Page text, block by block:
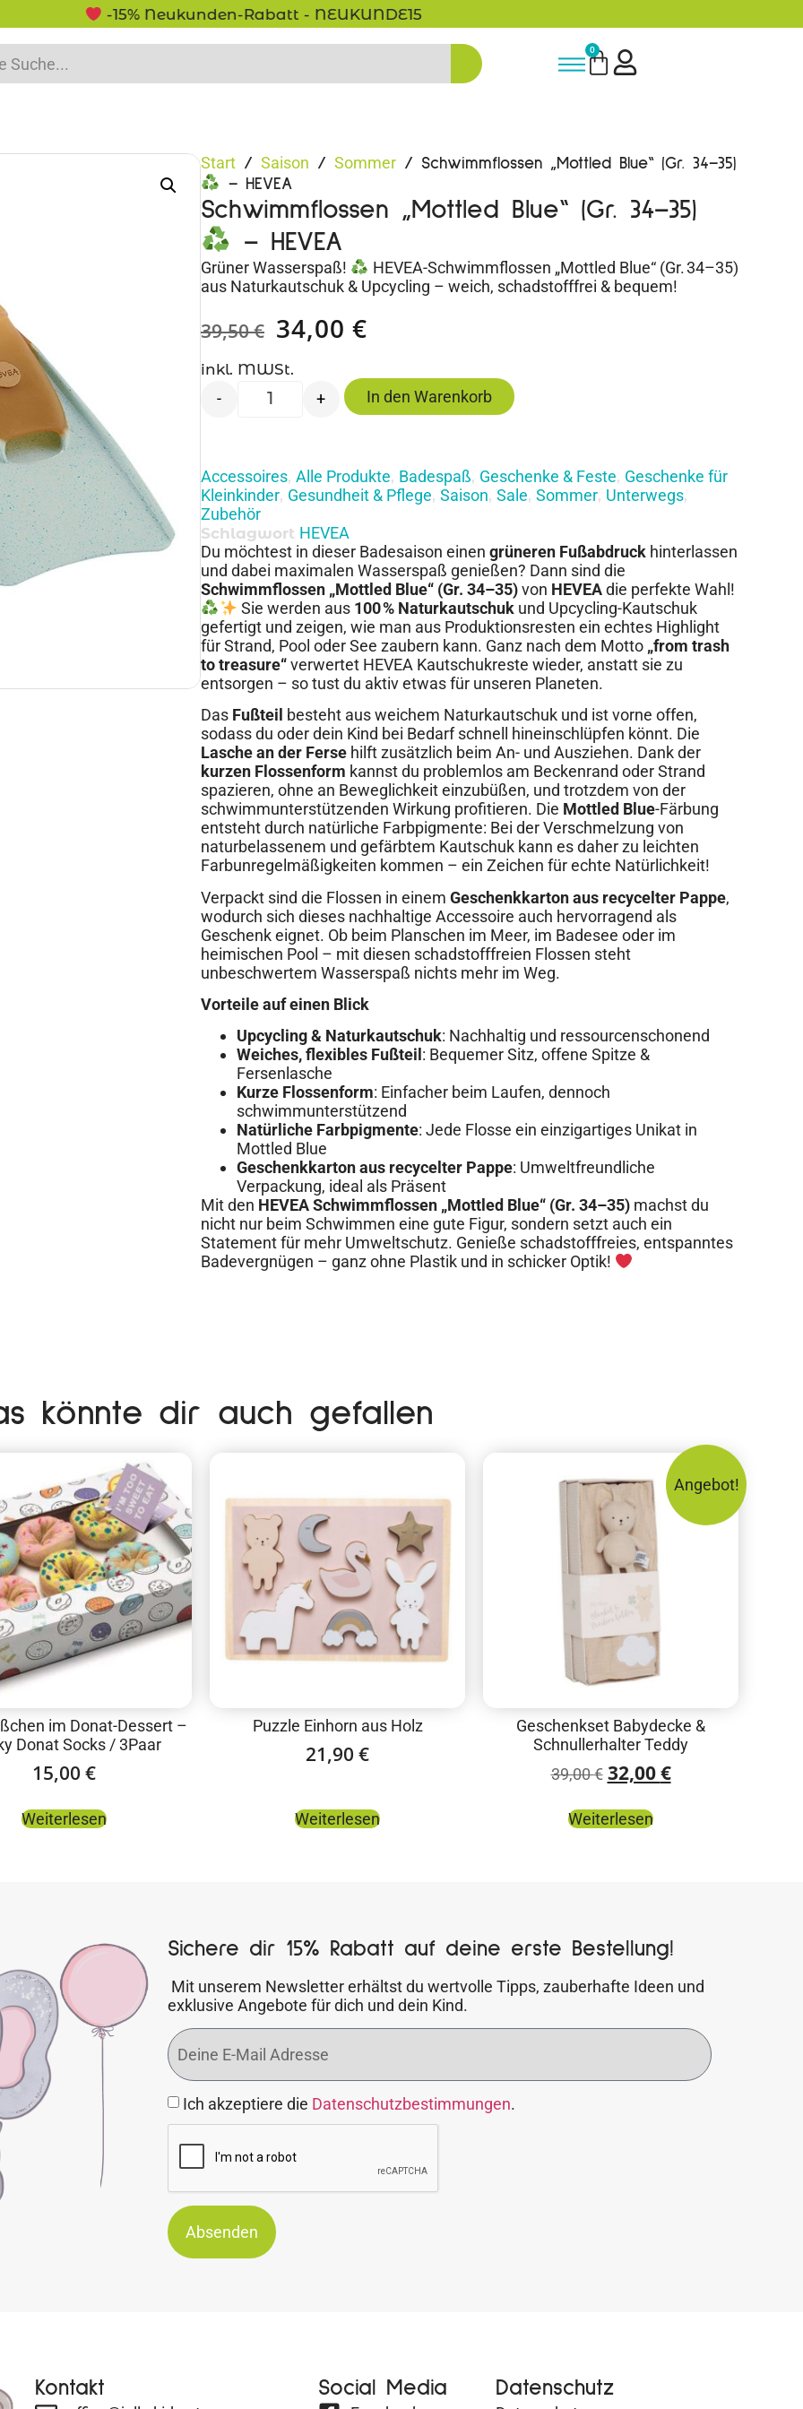
-15% Neukunden-Rabatt - NEUKUNDE15
0
Start / Saison / Sommer / Schwimmflossen „Mottled Blue“ (Gr. 34–35)
– HEVEA
Schwimmflossen „Mottled Blue“ (Gr. 34–35)
– HEVEA
Grüner Wasserspaß!
HEVEA-Schwimmflossen „Mottled Blue“ (Gr. 34–35)
aus Naturkautschuk & Upcycling – weich, schadstofffrei & bequem!
39,50€ 34,00 €
inkl. MWSt.
- + In den Warenkorb
Accessoires, Alle Produkte, Badespaß, Geschenke & Feste, Geschenke für
Kleinkinder, Gesundheit & Pflege, Saison, Sale, Sommer, Unterwegs,
Zubehör
Schlagwort HEVEA
Du möchtest in dieser Badesaison einen grüneren Fußabdruck hinterlassen
und dabei maximalen Wasserspaß genießen? Dann sind die
Schwimmflossen „Mottled Blue“ (Gr. 34–35)von HEVEAdie perfekte Wahl!
Sie werden aus 100 % Naturkautschuk und Upcycling-Kautschuk
gefertigt und zeigen, wie man aus Produktionsresten ein echtes Highlight
für Strand, Pool oder See zaubern kann. Ganz nach dem Motto „from trash
to treasure“verwertet HEVEA Kautschukreste wieder, anstatt sie zu
entsorgen – so tust du aktiv etwas für unseren Planeten.
Das Fußteil besteht aus weichem Naturkautschuk und ist vorne offen,
sodass du oder dein Kind bei Bedarf schnell hineinschlüpfen könnt. Die
Lasche an der Ferse hilft zusätzlich beim An- und Ausziehen. Dank der
kurzen Flossenform kannst du problemlos am Beckenrand oder Strand
spazieren, ohne an Beweglichkeit einzubüßen, und trotzdem von der
schwimmunterstützenden Wirkung profitieren. Die Mottled Blue-Färbung
entsteht durch natürliche Farbpigmente: Bei der Verschmelzung von
naturbelassenem und gefärbtem Kautschuk kann es daher zu leichten
Farbunregelmäßigkeiten kommen – ein Zeichen für echte Natürlichkeit!
Verpackt sind die Flossen in einem Geschenkkarton aus recycelter Pappe,
wodurch sich dieses nachhaltige Accessoire auch hervorragend als
Geschenk eignet. Ob beim Planschen im Meer, im Badesee oder im
heimischen Pool – mit diesen schadstofffreien Flossen steht
unbeschwertem Wasserspaß nichts mehr im Weg.
Vorteile auf einen Blick
Upcycling & Naturkautschuk: Nachhaltig und ressourcenschonend
Weiches, flexibles Fußteil : Bequemer Sitz, offene Spitze &
Fersenlasche
Kurze Flossenform: Einfacher beim Laufen, dennoch
schwimmunterstützend
Natürliche Farbpigmente: Jede Flosse ein einzigartiges Unikat in
Mottled Blue
Geschenkkarton aus recycelter Pappe: Umweltfreundliche
Verpackung, ideal als Präsent
Mit den HEVEA Schwimmflossen „Mottled Blue“ (Gr. 34–35) machst du
nicht nur beim Schwimmen eine gute Figur, sondern setzt auch ein
Statement für mehr Umweltschutz. Genieße schadstofffreies, entspanntes
Badevergnügen – ganz ohne Plastik und in schicker Optik!
könnte dir auch gefallen
im Donat-Dessert –
Donat Socks / 3Paar
15,00 €
Weiterlesen
Puzzle Einhorn aus Holz
21,90 €
Weiterlesen
Angebot!
Geschenkset Babydecke &
Schnullerhalter Teddy
39,00€ 32,00€
Weiterlesen
Sichere dir 15% Rabatt auf deine erste Bestellung!
Mit unserem Newsletter erhältst du wertvolle Tipps, zauberhafte Ideen und
exklusive Angebote für dich und dein Kind.
Ich akzeptiere die Datenschutzbestimmungen.
Absenden
Kontakt Social Media Datenschutz